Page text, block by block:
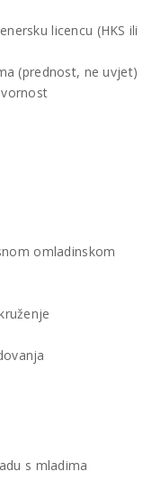
licencu (HKS ili
(prednost, ne uvjet)
omladinskom
s mladima